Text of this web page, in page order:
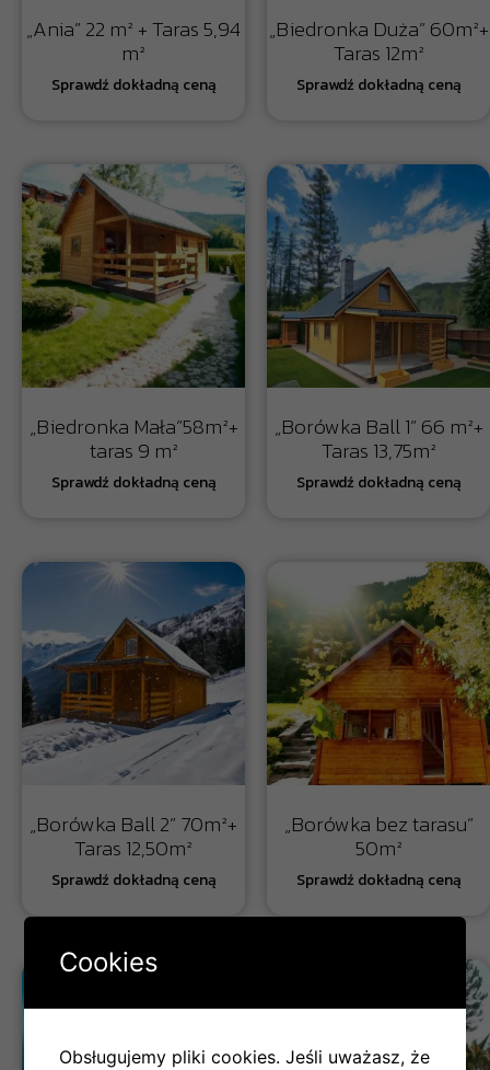
„Ania” 22 m² + Taras 5,94
m²
„Biedronka Duża” 60m²+
Taras 12m²
„Biedronka Mała”58m²+
taras 9 m²
„Borówka Ball 1” 66 m²+
Taras 13,75m²
„Borówka Ball 2” 70m²+
Taras 12,50m²
„Borówka bez tarasu”
50m²
Cookies
Obsługujemy pliki cookies. Jeśli uważasz, że